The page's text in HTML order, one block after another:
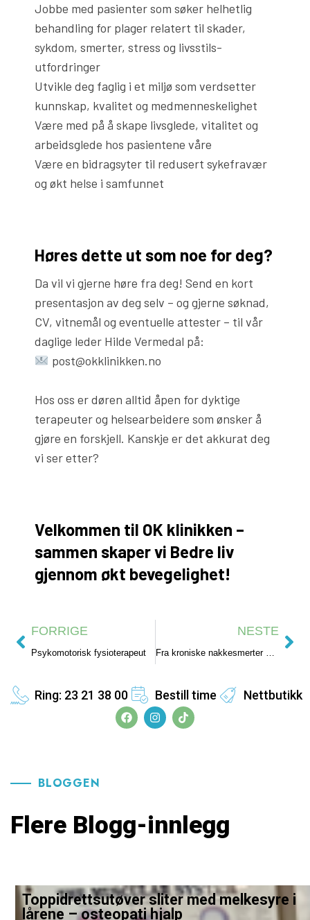
Jobbe med pasienter som søker helhetlig
behandling for plager relatert til skader,
sykdom, smerter, stress og livsstils-
utfordringer
Utvikle deg faglig i et miljø som verdsetter
kunnskap, kvalitet og medmenneskelighet
Være med på å skape livsglede, vitalitet og
arbeidsglede hos pasientene våre
Være en bidragsyter til redusert sykefravær
og økt helse i samfunnet
Høres dette ut som noe for deg?
Da vil vi gjerne høre fra deg! Send en kort
presentasjon av deg selv – og gjerne søknad,
CV, vitnemål og eventuelle attester – til vår
daglige leder Hilde Vermedal på:
post@okklinikken.no
Hos oss er døren alltid åpen for dyktige
terapeuter og helsearbeidere som ønsker å
gjøre en forskjell. Kanskje er det akkurat deg
vi ser etter?
Velkommen til OK klinikken –
sammen skaper vi Bedre liv
gjennom økt bevegelighet!
FORRIGE
Psykomotorisk fysioterapeut
NESTE
Fra kroniske nakkesmerter og hodepine til ny livsglede og håp med fysioterapi!
Ring: 23 21 38 00 Bestill time Nettbutikk
BLOGGEN
Flere Blogg-innlegg
Toppidrettsutøver sliter med melkesyre i
lårene – osteopati hjalp